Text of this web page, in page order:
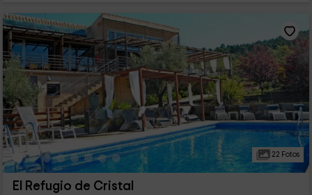
22 Fotos
El Refugio de Cristal